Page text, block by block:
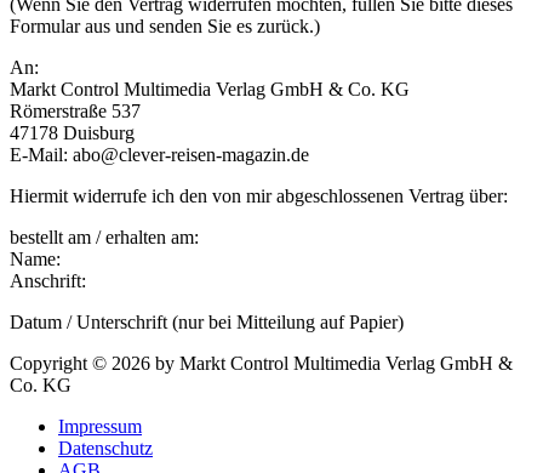
Formular aus und senden Sie es zurück.)
An:
Markt Control Multimedia Verlag GmbH & Co. KG
Römerstraße 537
47178 Duisburg
E-Mail: abo@clever-reisen-magazin.de
Hiermit widerrufe ich den von mir abgeschlossenen Vertrag über:
bestellt am / erhalten am:
Name:
Anschrift:
Datum / Unterschrift (nur bei Mitteilung auf Papier)
Copyright © 2026 by Markt Control Multimedia Verlag GmbH &
Co. KG
Impressum
Datenschutz